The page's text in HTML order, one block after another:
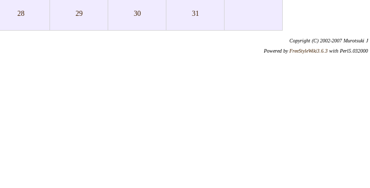
28 29 30 31
Copyright (C) 2002-2007 Murotsuki J
Powered by FreeStyleWiki3.6.3 with Perl5.032000